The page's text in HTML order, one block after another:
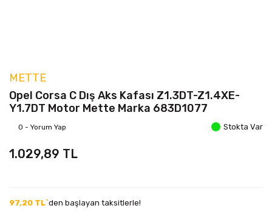
METTE
Opel Corsa C Dış Aks Kafası Z1.3DT-Z1.4XE-
Y1.7DT Motor Mette Marka 683D1077
0 - Yorum Yap Stokta Var
1.029,89 TL
97,20 TL`den başlayan taksitlerle!